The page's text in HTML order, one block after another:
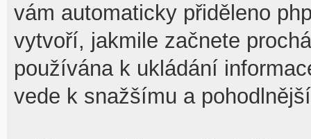
vám automaticky přiděleno
vytvoří, jakmile začnete
používána k ukládání
vede k snažšímu a